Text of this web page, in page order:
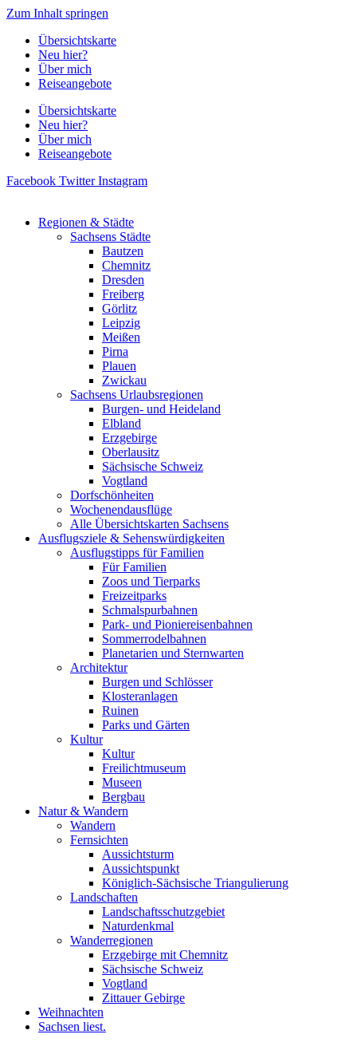
Zum Inhalt springen
Übersichtskarte
Neu hier?
Über mich
Reiseangebote
Übersichtskarte
Neu hier?
Über mich
Reiseangebote
Facebook Twitter Instagram
Regionen & Städte
Sachsens Städte
Bautzen
Chemnitz
Dresden
Freiberg
Görlitz
Leipzig
Meißen
Pirna
Plauen
Zwickau
Sachsens Urlaubsregionen
Burgen- und Heideland
Elbland
Erzgebirge
Oberlausitz
Sächsische Schweiz
Vogtland
Dorfschönheiten
Wochenendausflüge
Alle Übersichtskarten Sachsens
Ausflugsziele & Sehenswürdigkeiten
Ausflugstipps für Familien
Für Familien
Zoos und Tierparks
Freizeitparks
Schmalspurbahnen
Park- und Pioniereisenbahnen
Sommerrodelbahnen
Planetarien und Sternwarten
Architektur
Burgen und Schlösser
Klosteranlagen
Ruinen
Parks und Gärten
Kultur
Kultur
Freilichtmuseum
Museen
Bergbau
Natur & Wandern
Wandern
Fernsichten
Aussichtsturm
Aussichtspunkt
Königlich-Sächsische Triangulierung
Landschaften
Landschaftsschutzgebiet
Naturdenkmal
Wanderregionen
Erzgebirge mit Chemnitz
Sächsische Schweiz
Vogtland
Zittauer Gebirge
Weihnachten
Sachsen liest.